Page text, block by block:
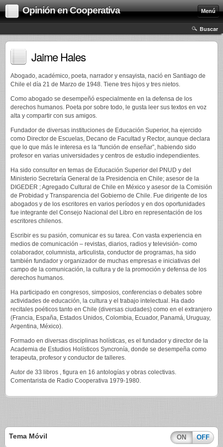
Opinión en Cooperativa Menú
Buscar
Jaime Hales
Abogado, académico, poeta, narrador y ensayista, nació en Santiago de
Chile el día 21 de Marzo de 1948. Tiene tres hijos y tres nietos.
Como abogado se desempeñó especialmente en la defensa de los
derechos humanos. Poeta por sobre todo, le gusta leer sus textos en voz
alta y compartir con sus amigos.
Fundador de diversas instituciones de Educación Superior, ha ejercido
como Director de Escuelas, Decano de Facultad y Rector, aunque declara
que lo que más le interesa es la “función de enseñar”, habiendo sido
profesor en varias universidades y centros de estudio independientes.
Ha sido consultor en temas de Educación Superior del PNUD y del
Ministerio Secretaría General de la Presidencia en Chile; asesor de la
DIGEDER ; Agregado Cultural de Chile en México y asesor de la Comisión
de Probidad y Transparencia del Gobierno de Chile. Fue dirigente de los
abogados y de los escritores en varios períodos y en dos oportunidades
fue integrante del Consejo Nacional del Libro en representación de los
escritores chilenos.
Escribir es su pasión, comunicar es su tarea. Con vasta experiencia en
medios de comunicación – revistas, diarios, radios y televisión- como
colaborador, columnista, articulista, conductor de programas, ha sido
también fundador y organizador de muchas empresas e iniciativas del
campo de la comunicación, la cultura y de la promoción y defensa de los
de­rechos humanos.
Ha participado en congresos, simposios, conferencias o debates sobre
actividades de educación, la cultura y el trabajo intelectual. Ha dado
recitales poéticos tanto en Chile (diversas ciudades) como en el extranjero
(Francia, España, Estados Unidos, Colombia, Ecuador, Panamá, Uruguay,
Argentina, México).
Formado en diversas disciplinas holísticas, es el fundador y director de la
Academia de Estudios Holísticos Syncronía, donde se desempeña como
terapeuta, profesor y conductor de talleres.
Autor de 33 libros , figura en 16 antologías y obras colectivas.
Comentarista de Radio Cooperativa 1979-1980.
Tema Móvil ON OFF